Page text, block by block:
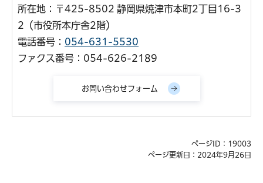
所在地：〒425-8502 静岡県焼津市本町2丁目16-3
2（市役所本庁舎2階）
電話番号： 054-631-5530
ファクス番号：054-626-2189
ページID：19003
ページ更新日：2024年9月26日